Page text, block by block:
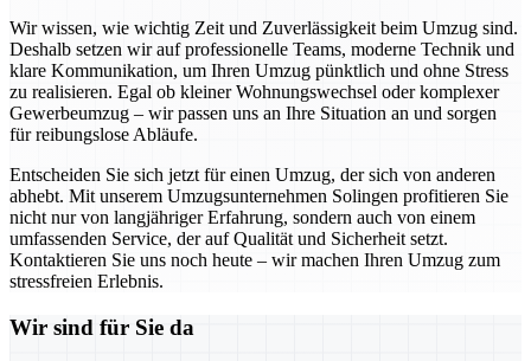
Wir wissen, wie wichtig Zeit und Zuverlässigkeit beim Umzug sind.
Deshalb setzen wir auf professionelle Teams, moderne Technik und
klare Kommunikation, um Ihren Umzug pünktlich und ohne Stress
zu realisieren. Egal ob kleiner Wohnungswechsel oder komplexer
Gewerbeumzug – wir passen uns an Ihre Situation an und sorgen
für reibungslose Abläufe.
Entscheiden Sie sich jetzt für einen Umzug, der sich von anderen
abhebt. Mit unserem Umzugsunternehmen Solingen profitieren Sie
nicht nur von langjähriger Erfahrung, sondern auch von einem
umfassenden Service, der auf Qualität und Sicherheit setzt.
Kontaktieren Sie uns noch heute – wir machen Ihren Umzug zum
stressfreien Erlebnis.
Wir sind für Sie da